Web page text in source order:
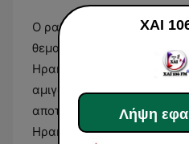
Ο ραδιοφωνικός σταθμός
θεματικό μέσο που
Ηρακλείου στην Κρήτη. Το
αμιγώς θρησκευτικό και
αποτελεί τη φωνή της
Ηρακλείου. Το πρόγραμμά
XAI
Λήψη